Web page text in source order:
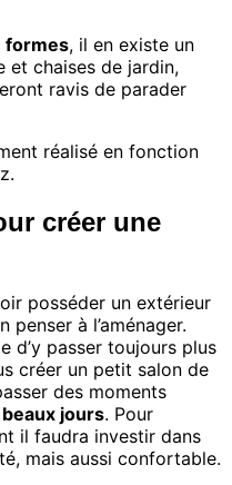
formes, il en existe un
et chaises de jardin,
ravis de parader
réalisé en fonction
créer une
posséder un extérieur
à l’aménager.
d’y passer toujours plus
créer un petit salon de
des moments
beaux jours. Pour
il faudra investir dans
mais aussi confortable.